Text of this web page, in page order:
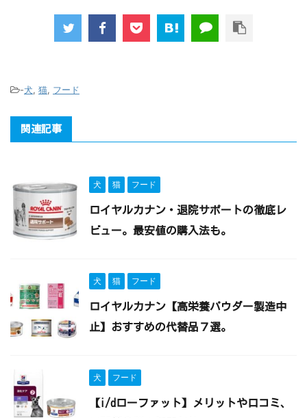
-犬, 猫, フード
関連記事
犬 猫 フード
ロイヤルカナン・退院サポートの徹底レ
ビュー。最安値の購入法も。
犬 猫 フード
ロイヤルカナン【高栄養パウダー製造中
止】おすすめの代替品７選。
犬 フード
【i/dローファット】メリットや口コミ、